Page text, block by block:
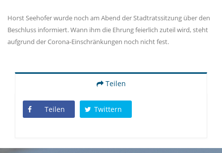
Horst Seehofer wurde noch am Abend der Stadtratssitzung über den
Beschluss informiert. Wann ihm die Ehrung feierlich zuteil wird, steht
aufgrund der Corona-Einschränkungen noch nicht fest.
Teilen
Teilen Twittern